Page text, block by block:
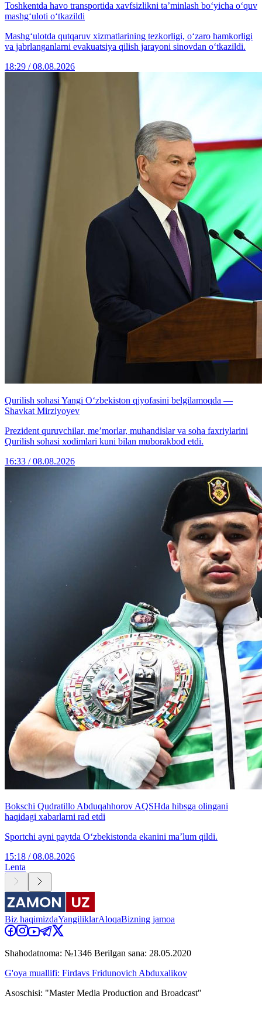
Toshkentda havo transportida xavfsizlikni ta’minlash bo‘yicha o‘quv
mashg‘uloti o‘tkazildi
Mashg‘ulotda qutqaruv xizmatlarining tezkorligi, o‘zaro hamkorligi
va jabrlanganlarni evakuatsiya qilish jarayoni sinovdan o‘tkazildi.
18:29 / 08.08.2026
Qurilish sohasi Yangi O‘zbekiston qiyofasini belgilamoqda —
Shavkat Mirziyoyev
Prezident quruvchilar, me’morlar, muhandislar va soha faxriylarini
Qurilish sohasi xodimlari kuni bilan muborakbod etdi.
16:33 / 08.08.2026
Bokschi Qudratillo Abduqahhorov AQSHda hibsga olingani
haqidagi xabarlarni rad etdi
Sportchi ayni paytda O‘zbekistonda ekanini ma’lum qildi.
15:18 / 08.08.2026
Lenta
Biz haqimizdaYangiliklarAloqaBizning jamoa
Shahodatnoma: №1346 Berilgan sana: 28.05.2020
G'oya muallifi: Firdavs Fridunovich Abduxalikov
Asoschisi: "Master Media Production and Broadcast"